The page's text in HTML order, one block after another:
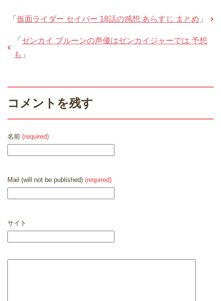
「 仮面ライダー セイバー 18話の感想 あらすじ まとめ 」
「 ゼンカイ ブルーンの声優はゼンカイジャーでは 予想
も 」
コメントを残す
名前 (required)
Mail (will not be published) (required)
サイト